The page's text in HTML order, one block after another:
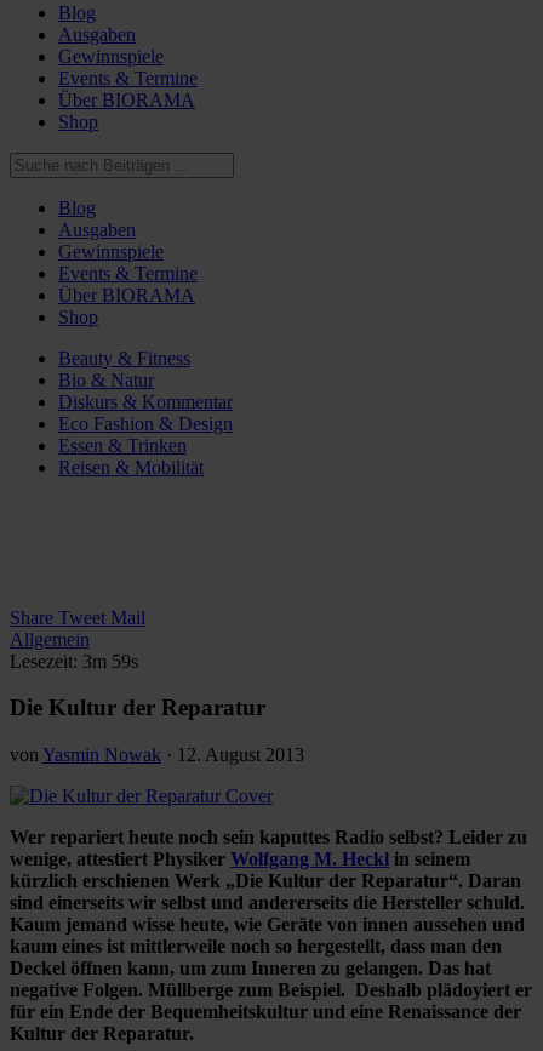
Blog
Ausgaben
Gewinnspiele
Events & Termine
Über BIORAMA
Shop
Blog
Ausgaben
Gewinnspiele
Events & Termine
Über BIORAMA
Shop
Beauty & Fitness
Bio & Natur
Diskurs & Kommentar
Eco Fashion & Design
Essen & Trinken
Reisen & Mobilität
Share Tweet Mail
Allgemein
Lesezeit: 3m 59s
Die Kultur der Reparatur
von Yasmin Nowak · 12. August 2013
Wer repariert heute noch sein kaputtes Radio selbst? Leider zu
wenige, attestiert Physiker Wolfgang M. Heckl in seinem
kürzlich erschienen Werk „Die Kultur der Reparatur“. Daran
sind einerseits wir selbst und andererseits die Hersteller schuld.
Kaum jemand wisse heute, wie Geräte von innen aussehen und
kaum eines ist mittlerweile noch so hergestellt, dass man den
Deckel öffnen kann, um zum Inneren zu gelangen. Das hat
negative Folgen. Müllberge zum Beispiel. Deshalb plädoyiert er
für ein Ende der Bequemheitskultur und eine Renaissance der
Kultur der Reparatur.